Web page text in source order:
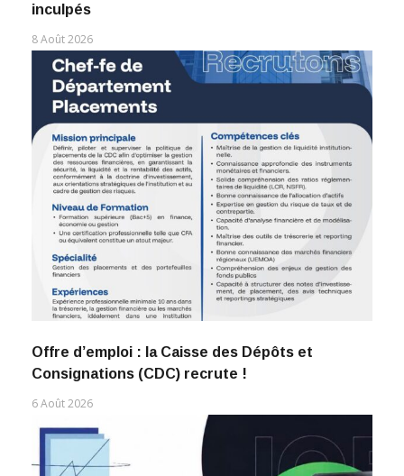
inculpés
8 Août 2026
Offre d’emploi : la Caisse des Dépôts et
Consignations (CDC) recrute !
6 Août 2026